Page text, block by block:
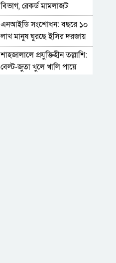
বিভাগ, রেকর্ড মামলাজট
এনআইডি সংশোধন: বছরে ১০
লাখ মানুষ ঘুরছে ইসির দরজায়
শাহজালালে প্রযুক্তিহীন তল্লাশি:
বেল্ট-জুতা খুলে খালি পায়ে